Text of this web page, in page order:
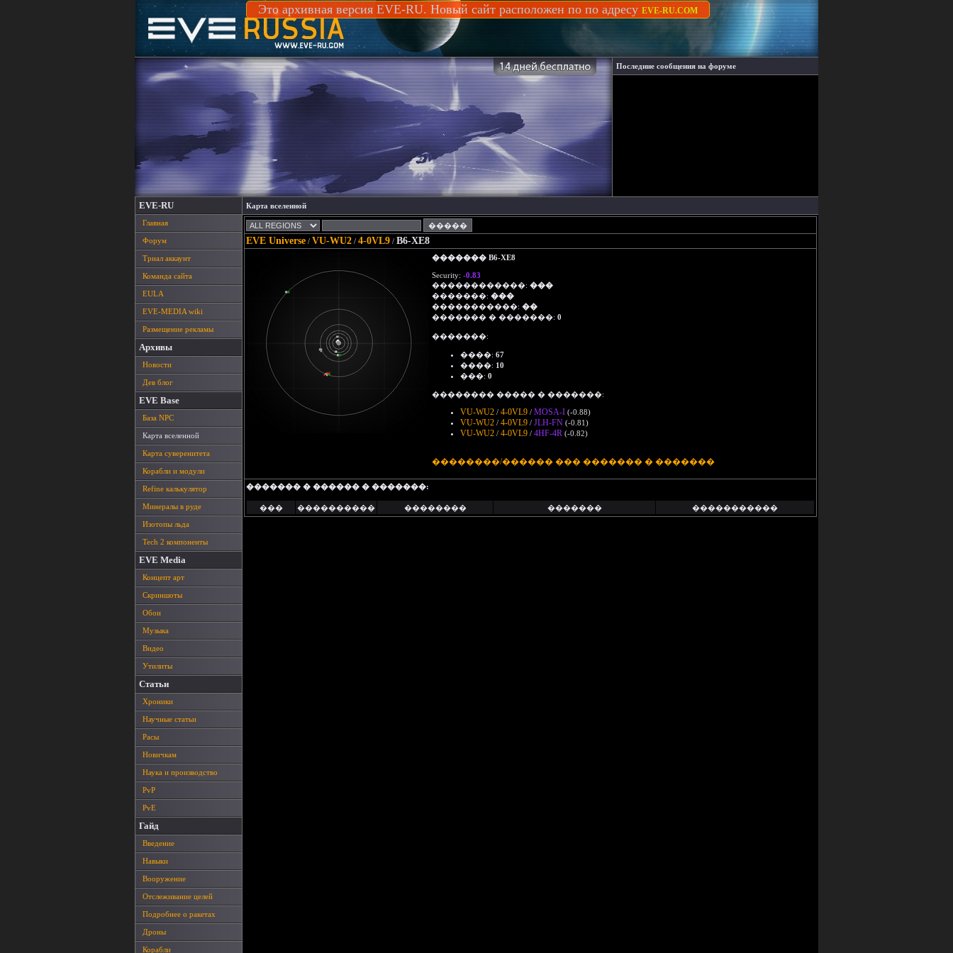
Это архивная версия EVE-RU. Новый сайт расположен по по адресу EVE-RU.COM
Последние сообщения на форуме
EVE-RU
Главная
Форум
Триал аккаунт
Команда сайта
EULA
EVE-MEDIA wiki
Размещение рекламы
Архивы
Новости
Дев блог
EVE Base
База NPC
Карта вселенной
Карта суверенитета
Корабли и модули
Refine калькулятор
Минералы в руде
Изотопы льда
Tech 2 компоненты
EVE Media
Концепт арт
Скриншоты
Обои
Музыка
Видео
Утилиты
Статьи
Хроники
Научные статьи
Расы
Новичкам
Наука и производство
PvP
PvE
Гайд
Введение
Навыки
Вооружение
Отслеживание целей
Подробнее о ракетах
Дроны
Корабли
Карта вселенной
EVE Universe / VU-WU2 / 4-0VL9 / B6-XE8
������� B6-XE8
Security: -0.83
������������: ���
�������: ���
�����������: ��
������� � �������: 0
�������:
����: 67
����: 10
���: 0
�������� ����� � �������:
VU-WU2 / 4-0VL9 / MOSA-I (-0.88)
VU-WU2 / 4-0VL9 / JLH-FN (-0.81)
VU-WU2 / 4-0VL9 / 4HF-4R (-0.82)
��������/������ ��� ������� � �������
������� � ������ � �������:
��� ���������� �������� ������� �����������